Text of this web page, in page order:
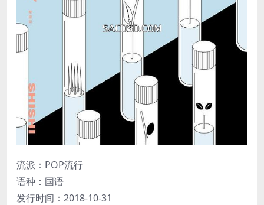
流派：POP流行
语种：国语
发行时间：2018-10-31